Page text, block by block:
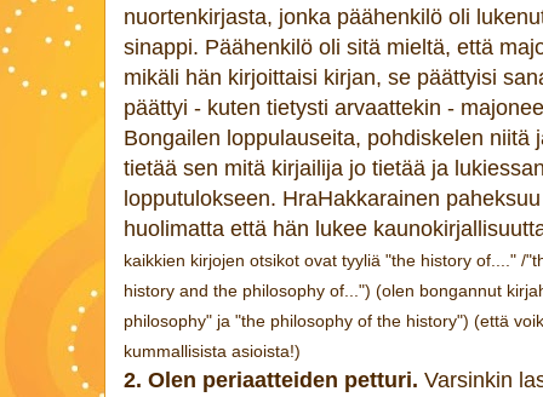
nuortenkirjasta, jonka päähenkilö oli
sinappi. Päähenkilö oli sitä mieltä, että
mikäli hän kirjoittaisi kirjan, se päättyisi
päättyi - kuten tietysti arvaattekin -
Bongailen loppulauseita, pohdiskelen niitä
tietää sen mitä kirjailija jo tietää ja
lopputulokseen. HraHakkarainen
huolimatta että hän lukee
kaikkien kirjojen otsikot ovat tyyliä "the history of...." /
history and the philosophy of...") (olen bongannut
philosophy" ja "the philosophy of the history") (että
kummallisista asioista!)
2. Olen periaatteiden petturi. Varsinkin